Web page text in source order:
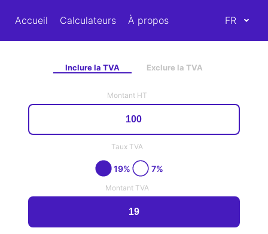
Accueil Calculateurs À propos
Inclure la TVA Exclure la TVA
Montant HT
Taux TVA
19% 7%
Montant TVA
FR